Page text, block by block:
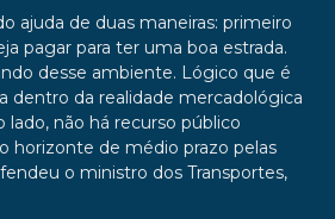
ajuda de duas maneiras: primeiro
pagar para ter uma boa estrada.
desse ambiente. Lógico que é
dentro da realidade mercadológica
lado, não há recurso público
horizonte de médio prazo pelas
o ministro dos Transportes,